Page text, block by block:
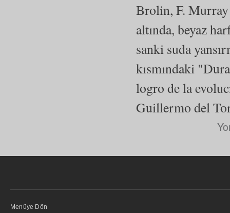
Brolin, F. Murray
altında, beyaz
sanki suda
kısmındaki
logro de la
Guillermo del
Menüye Dön